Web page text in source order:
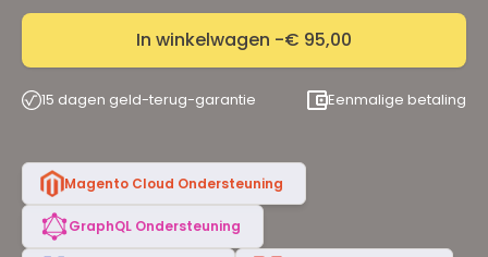
In winkelwagen -€ 95,00
15 dagen geld-terug-garantie Eenmalige betaling
Magento Cloud Ondersteuning
GraphQL Ondersteuning